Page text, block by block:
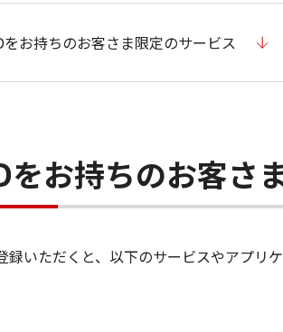
をお持ちのお客さま限定のサービス
お持ちのお客さ
録いただくと、以下のサービスやアプリ